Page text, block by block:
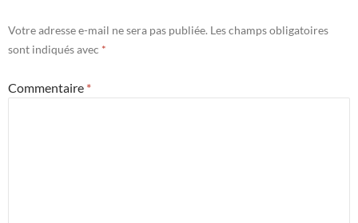
Votre adresse e-mail ne sera pas publiée. Les champs obligatoires
sont indiqués avec *
Commentaire *